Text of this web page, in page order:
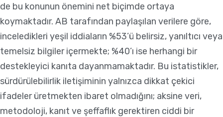
de bu konunun önemini net biçimde ortaya
koymaktadır. AB tarafından paylaşılan verilere göre,
inceledikleri yeşil iddiaların %53’ü belirsiz, yanıltıcı veya
temelsiz bilgiler içermekte; %40’ı ise herhangi bir
destekleyici kanıta dayanmamaktadır. Bu istatistikler,
sürdürülebilirlik iletişiminin yalnızca dikkat çekici
ifadeler üretmekten ibaret olmadığını; aksine veri,
metodoloji, kanıt ve şeffaflık gerektiren ciddi bir